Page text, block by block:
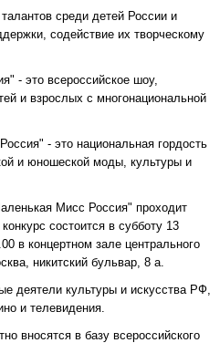
среди детей России и
содействие их творческому
- это всероссийское шоу,
и взрослых с многонациональной
- это национальная гордость
и юношеской моды, культуры и
Мисс Россия" проходит
состоится в субботу 13
в концертном зале центрального
никитский бульвар, 8 а.
деятели культуры и искусства РФ,
и телевидения.
вносятся в базу всероссийского